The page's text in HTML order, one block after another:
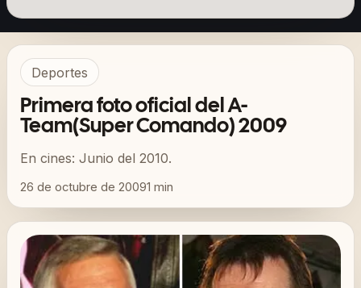
Deportes
Primera foto oficial del A-
Team(Super Comando) 2009
En cines: Junio del 2010.
26 de octubre de 20091 min